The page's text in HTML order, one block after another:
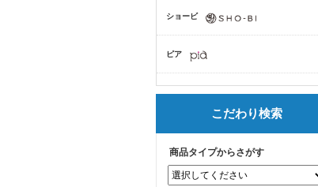
ショービ
ピア
こだわり検索
商品タイプからさがす